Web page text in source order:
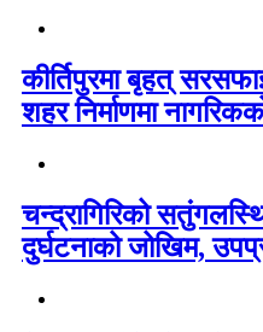
कीर्तिपुरमा बृहत्
शहर निर्माणमा
चन्द्रागिरिको
दुर्घटनाको जोखिम,